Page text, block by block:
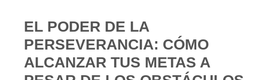
EL PODER DE LA
PERSEVERANCIA: CÓMO
ALCANZAR TUS METAS A